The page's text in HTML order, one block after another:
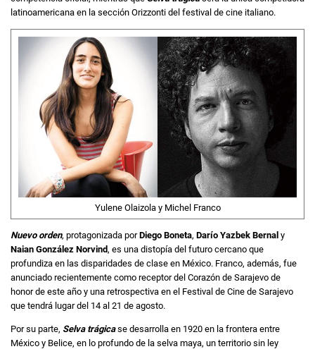
latinoamericana en la sección Orizzonti del festival de cine italiano.
Yulene Olaizola y Michel Franco
Nuevo orden, protagonizada porDiego Boneta, Darío Yazbek Bernal y
Naian González Norvind, es una distopía del futuro cercano que
profundiza en las disparidades de clase en México. Franco, además, fue
anunciado recientemente como receptor del Corazón de Sarajevo de
honor de este año y una retrospectiva en el Festival de Cine de Sarajevo
que tendrá lugar del 14 al 21 de agosto.
Por su parte, Selva trágicase desarrolla en 1920 en la frontera entre
México y Belice, en lo profundo de la selva maya, un territorio sin ley